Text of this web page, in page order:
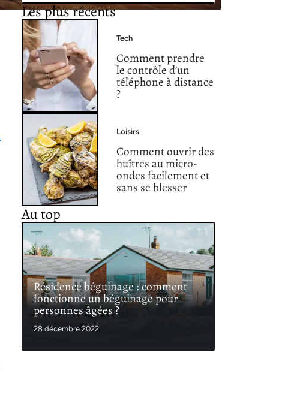
Les plus récents
Tech
Comment prendre
le contrôle d’un
téléphone à distance
?
Loisirs
Comment ouvrir des
huîtres au micro-
ondes facilement et
sans se blesser
Au top
Résidence béguinage : comment
fonctionne un béguinage pour
personnes âgées ?
28 décembre 2022